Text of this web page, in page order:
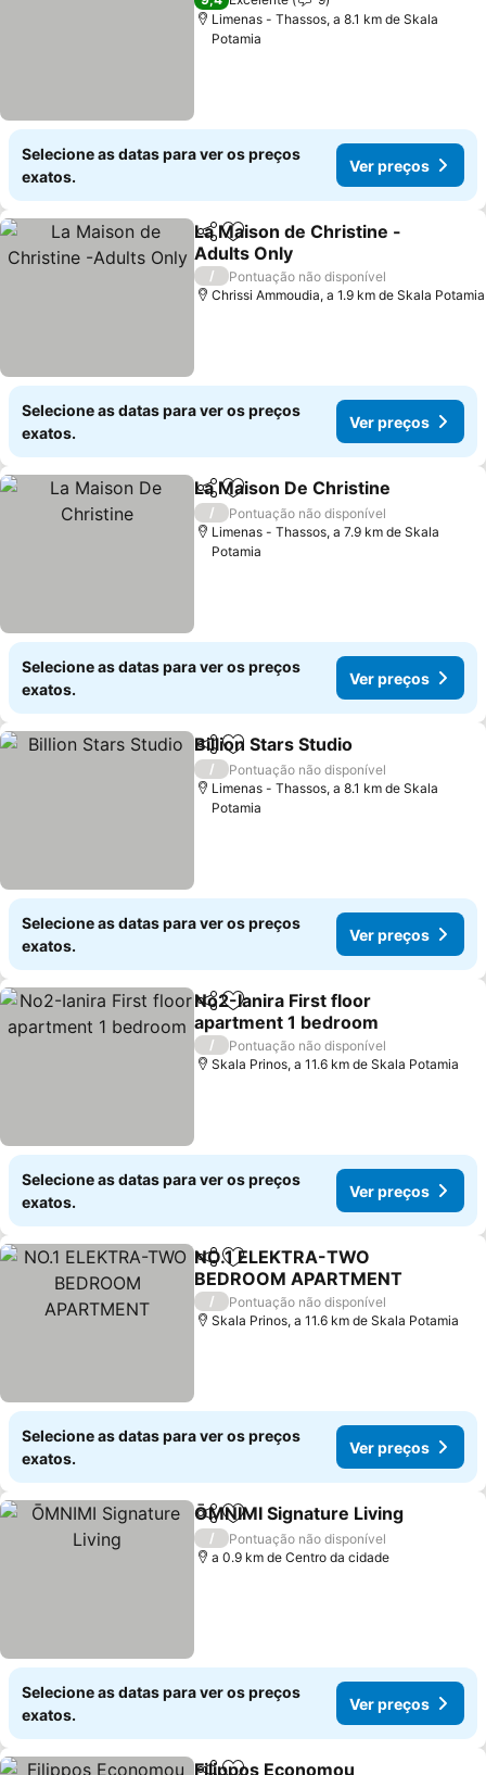
Limenas - Thassos, a 8.1 km de Skala
Potamia
Selecione as datas para ver os preços
exatos.
Ver preços
PartilharAdicionar aos favoritos
La Maison de Christine -
Adults Only
/
Pontuação não disponível
Chrissi Ammoudia, a 1.9 km de Skala Potamia
Selecione as datas para ver os preços
exatos.
Ver preços
PartilharAdicionar aos favoritos
La Maison De Christine
/
Pontuação não disponível
Limenas - Thassos, a 7.9 km de Skala
Potamia
Selecione as datas para ver os preços
exatos.
Ver preços
PartilharAdicionar aos favoritos
Billion Stars Studio
/
Pontuação não disponível
Limenas - Thassos, a 8.1 km de Skala
Potamia
Selecione as datas para ver os preços
exatos.
Ver preços
PartilharAdicionar aos favoritos
No2-Ianira First floor
apartment 1 bedroom
/
Pontuação não disponível
Skala Prinos, a 11.6 km de Skala Potamia
Selecione as datas para ver os preços
exatos.
Ver preços
PartilharAdicionar aos favoritos
NO.1 ELEKTRA-TWO
BEDROOM APARTMENT
/
Pontuação não disponível
Skala Prinos, a 11.6 km de Skala Potamia
Selecione as datas para ver os preços
exatos.
Ver preços
PartilharAdicionar aos favoritos
ŌMNIMI Signature Living
/
Pontuação não disponível
a 0.9 km de Centro da cidade
Selecione as datas para ver os preços
exatos.
Ver preços
Filippos Economou